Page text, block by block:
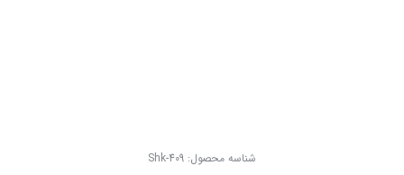
شناسه محصول: Shk-409